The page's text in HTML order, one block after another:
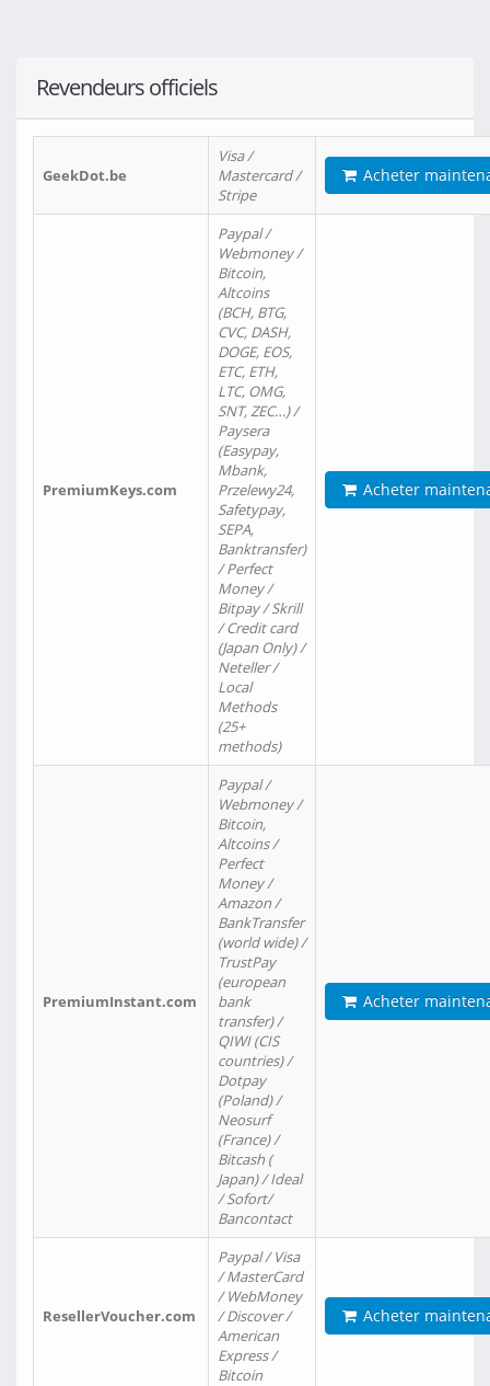
Revendeurs officiels
GeekDot.be
Visa /
Mastercard /
Stripe
Acheter
PremiumKeys.com
Paypal /
Webmoney /
Bitcoin,
Altcoins
(BCH, BTG,
CVC, DASH,
DOGE, EOS,
ETC, ETH,
LTC, OMG,
SNT, ZEC…) /
Paysera
(Easypay,
Mbank,
Przelewy24,
Safetypay,
SEPA,
Banktransfer)
/ Perfect
Money /
Bitpay / Skrill
/ Credit card
(Japan Only) /
Neteller /
Local
Methods
(25+
methods)
Acheter
PremiumInstant.com
Paypal /
Webmoney /
Bitcoin,
Altcoins /
Perfect
Money /
Amazon /
BankTransfer
(world wide) /
TrustPay
(european
bank
transfer) /
QIWI (CIS
countries) /
Dotpay
(Poland) /
Neosurf
(France) /
Bitcash (
Japan) / Ideal
/ Sofort/
Bancontact
Acheter
ResellerVoucher.com
Paypal / Visa
/ MasterCard
/ WebMoney
/ Discover /
American
Express /
Bitcoin
Acheter